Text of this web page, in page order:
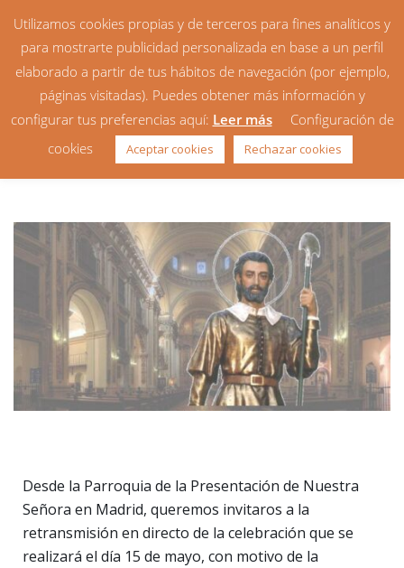
San Isidro Labrador, patrón de
Desde la Parroquia de la Presentación de Nuestra
Señora en Madrid, queremos invitaros a la
retransmisión en directo de la celebración que se
realizará el día 15 de mayo, con motivo de la
Utilizamos cookies propias y de terceros para fines analíticos y
para mostrarte publicidad personalizada en base a un perfil
elaborado a partir de tus hábitos de navegación (por ejemplo,
páginas visitadas). Puedes obtener más información y
configurar tus preferencias aquí: Leer más
Configuración de
cookies
Aceptar cookies Rechazar cookies